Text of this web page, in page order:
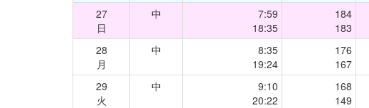
27
日
中
7:59
18:35
184
183
28
月
中
8:35
19:24
176
167
29
火
中
9:10
20:22
168
149